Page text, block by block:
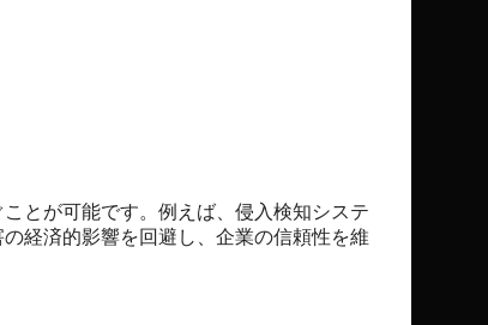
とが可能です。例えば、侵入検知システ
経済的影響を回避し、企業の信頼性を維